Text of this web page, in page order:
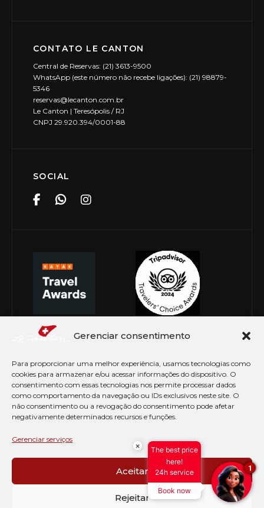
Gerenciar consentimento
Para proporcionar uma melhor experiência, usamos tecnologias como
cookies para armazenar e/ou acessar informações do dispositivo. O
consentimento com essas tecnologias nos permite processar dados
como comportamento da navegação ou IDs exclusivos neste site. O
não consentimento ou a revogação do consentimento pode afetar
negativamente determinados recursos e funções.
Gerenciar serviços
Aceitar
Rejeitar
CONTATO LE CANTON
Central de Reservas: (21) 3613-9500
WhatsApp (este número não recebe ligações): (21) 98879-
5346
reservas@lecanton.com.br
Le Canton | Teresópolis / RJ
CNPJ 29.920.394/0001-88
SOCIAL
© Copyright 2026 Le Canton. Todos os direitos
PRÉ CHECK-IN
AVISO DE COOKIES
PERGUNTAS FREQUENTES
×
The best price
here!
24h service
Book now
1